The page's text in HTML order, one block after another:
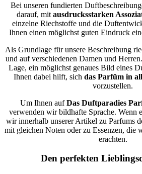
Bei unseren fundierten
darauf, mit ausdrucksstarken
einzelne Riechstoffe und die
Ihnen einen möglichst guten Eindruck
Als Grundlage für unsere Beschreibung
und auf verschiedenen Damen und
Lage, ein möglichst genaues Bild eines
Ihnen dabei hilft, sich das Parfüm in
vorzustellen.
Um Ihnen aufDas Duftparadies
verwenden wir bildhafte Sprache. Wenn
wir innerhalb unserer Artikel zu Parfums
mit gleichen Noten oder zu Essenzen, die
erachten.
Den perfekten